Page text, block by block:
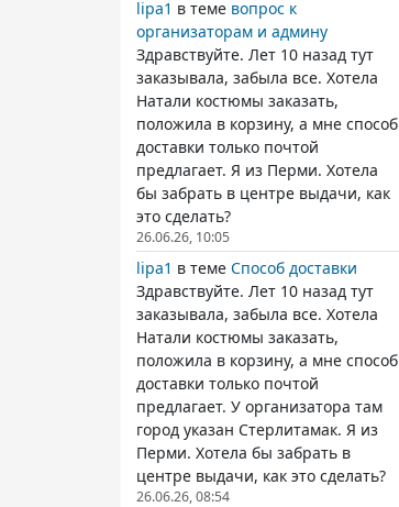
lipa1 в теме вопрос к
организаторам и админу
Здравствуйте. Лет 10 назад тут
заказывала, забыла все. Хотела
Натали костюмы заказать,
положила в корзину, а мне способ
доставки только почтой
предлагает. Я из Перми. Хотела
бы забрать в центре выдачи, как
это сделать?
26.06.26, 10:05
lipa1 в теме Способ доставки
Здравствуйте. Лет 10 назад тут
заказывала, забыла все. Хотела
Натали костюмы заказать,
положила в корзину, а мне способ
доставки только почтой
предлагает. У организатора там
город указан Стерлитамак. Я из
Перми. Хотела бы забрать в
центре выдачи, как это сделать?
26.06.26, 08:54